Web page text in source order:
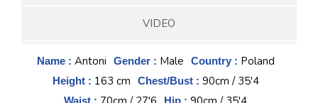
VIDEO
Name : Antoni Gender : Male Country : Poland
Height : 163 cm Chest/Bust : 90cm / 35'4
Waist : Hip :